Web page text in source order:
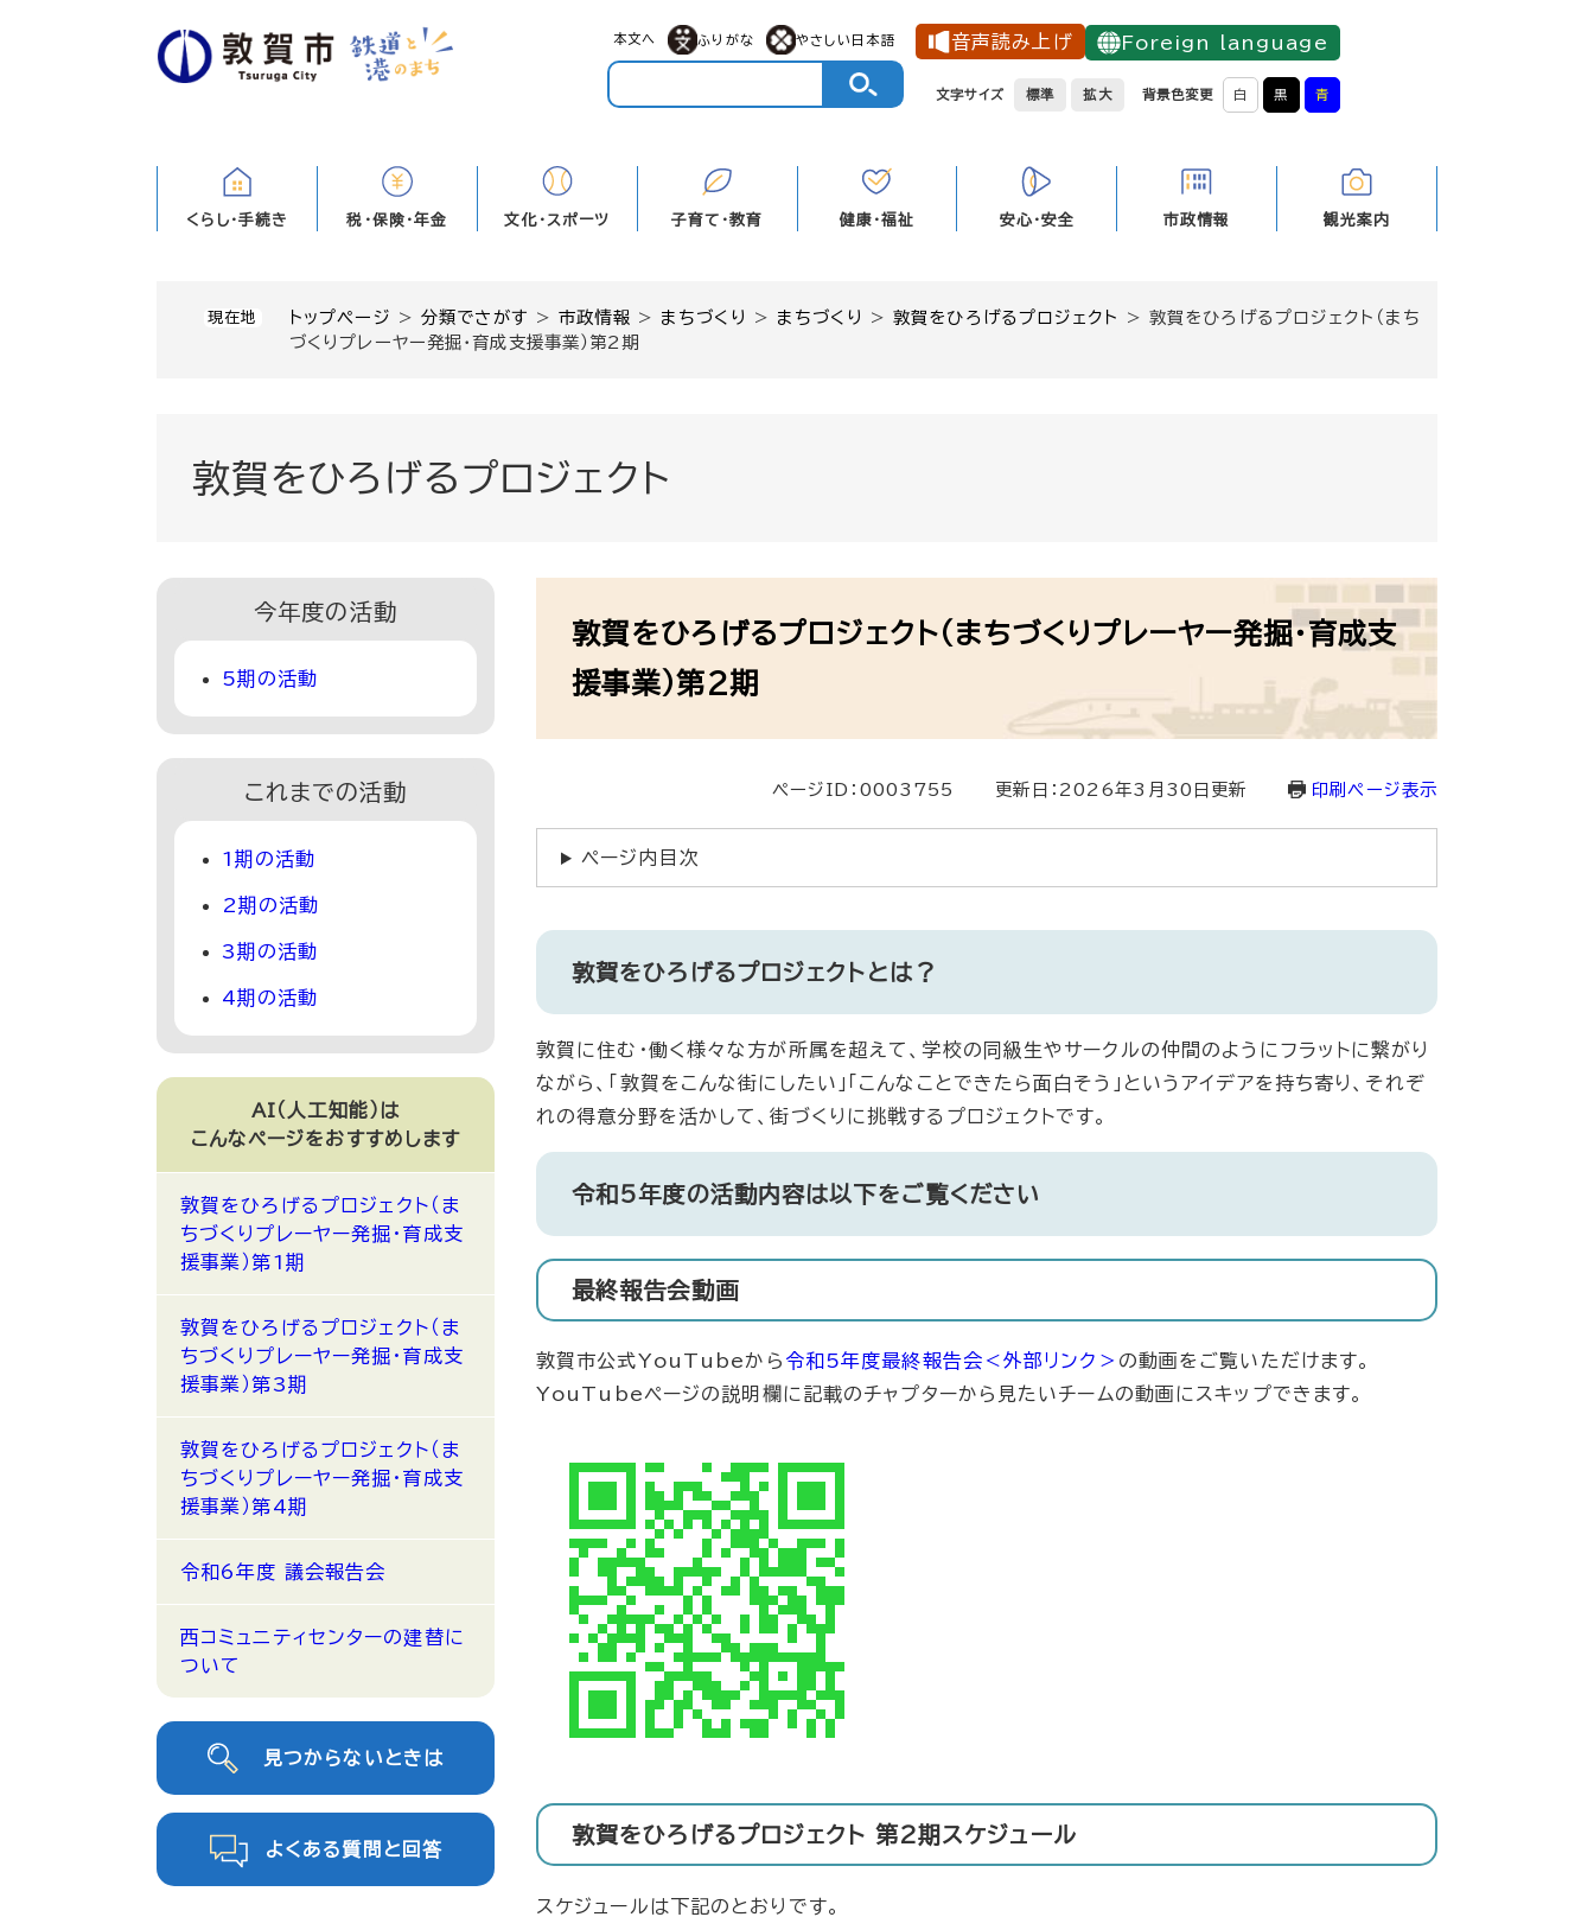
メニューを飛ばして本文へ
本文へ ふりがな やさしい日本語 音声読み上げ Foreign language
文字サイズ 標準 拡大 背景色変更 白 黒 青
くらし・手続き 税・保険・年金 文化・スポーツ 子育て・教育 健康・福祉 安心・安全 市政情報 観光案内
現在地 トップページ >分類でさがす >市政情報 > まちづくり > まちづくり >敦賀をひろげるプロジェクト > 敦賀をひろげるプロジェクト（まち
づくりプレーヤー発掘・育成支援事業）第2期
敦賀をひろげるプロジェクト
敦賀をひろげるプロジェクト（まちづくりプレーヤー発掘・育成支
援事業）第2期
ページID：0003755 更新日：2026年3月30日更新 印刷ページ表示
ページ内目次
敦賀をひろげるプロジェクトとは？
敦賀に住む・働く様々な方が所属を超えて、学校の同級生やサークルの仲間のようにフラットに繋がり
ながら、「敦賀をこんな街にしたい」「こんなことできたら面白そう」というアイデアを持ち寄り、それぞ
れの得意分野を活かして、街づくりに挑戦するプロジェクトです。
令和5年度の活動内容は以下をご覧ください
最終報告会動画
敦賀市公式YouTubeから 令和5年度最終報告会＜外部リンク＞ の動画をご覧いただけます。
YouTubeページの説明欄に記載のチャプターから見たいチームの動画にスキップできます。
敦賀をひろげるプロジェクト 第2期スケジュール
スケジュールは下記のとおりです。
今年度の活動
5期の活動
これまでの活動
1期の活動
2期の活動
3期の活動
4期の活動
AI（人工知能）は
こんなページをおすすめします
敦賀をひろげるプロジェクト（ま
ちづくりプレーヤー発掘・育成支
援事業）第1期
敦賀をひろげるプロジェクト（ま
ちづくりプレーヤー発掘・育成支
援事業）第3期
敦賀をひろげるプロジェクト（ま
ちづくりプレーヤー発掘・育成支
援事業）第4期
令和6年度 議会報告会
西コミュニティセンターの建替に
ついて
見つからないときは
よくある質問と回答